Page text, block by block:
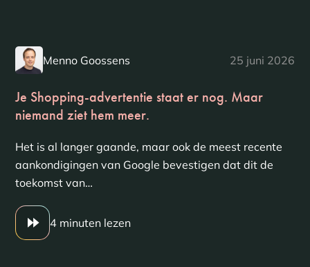
Menno Goossens 25 juni 2026
Je Shopping-advertentie staat er nog. Maar
niemand ziet hem meer.
Het is al langer gaande, maar ook de meest recente
aankondigingen van Google bevestigen dat dit de
toekomst van…
4 minuten lezen